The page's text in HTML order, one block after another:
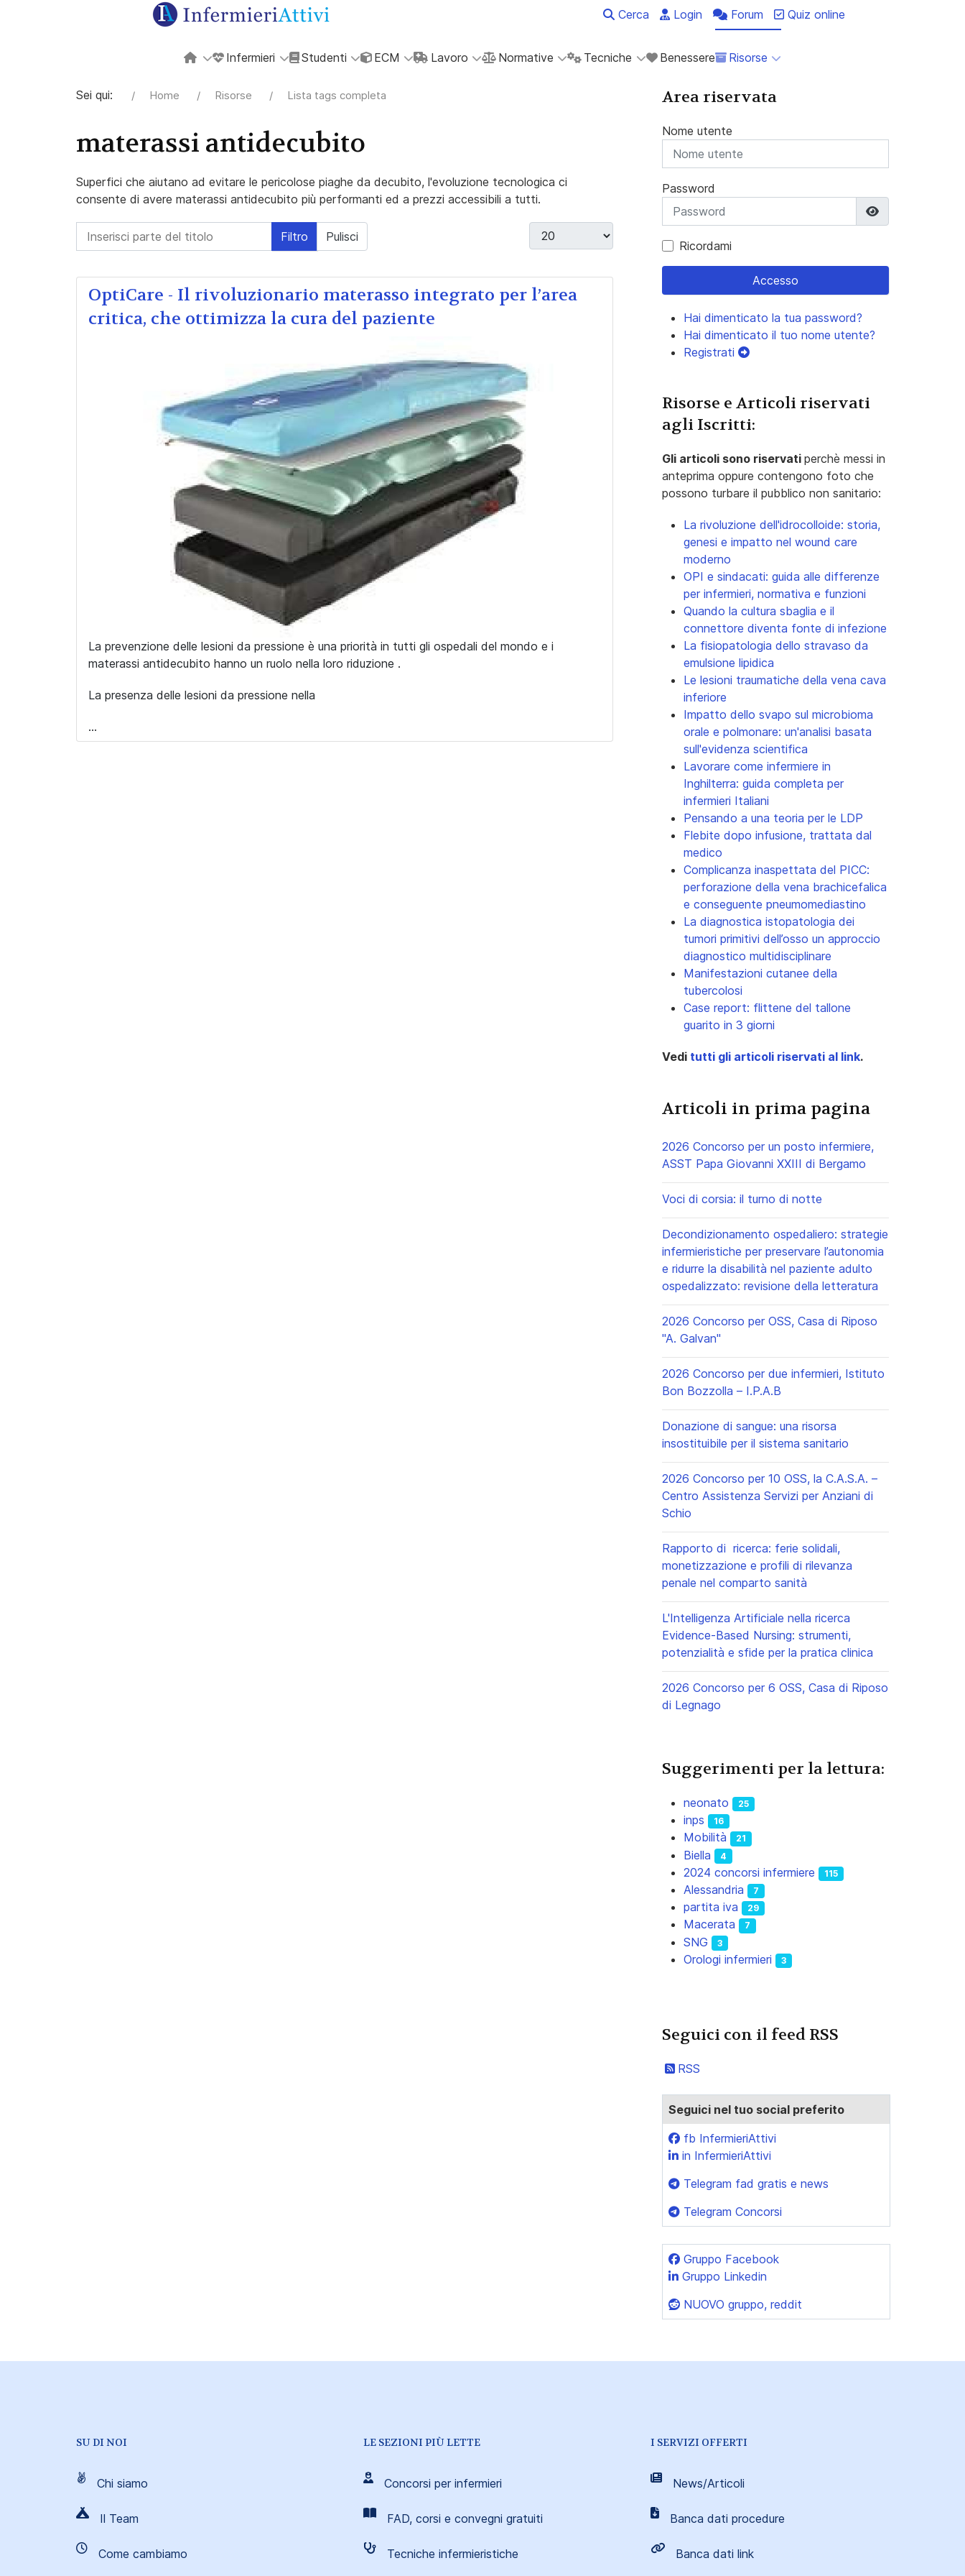
Cerca Login Forum Quiz online
Infermieri Studenti ECM Lavoro Normative Tecniche Benessere Risorse
Sei qui: Home Risorse Lista tags completa
materassi antidecubito
Superfici che aiutano ad evitare le pericolose piaghe da decubito, l'evoluzione tecnologica ci
consente di avere materassi antidecubito più performanti ed a prezzi accessibili a tutti.
Inserisci parte del titolo Filtro Pulisci Visualizza #
OptiCare - Il rivoluzionario materasso integrato per l’area
critica, che ottimizza la cura del paziente
La prevenzione delle lesioni da pressione è una priorità in tutti gli ospedali del mondo e i
materassi antidecubito hanno un ruolo nella loro riduzione .
La presenza delle lesioni da pressione nella
...
Area riservata
Nome utente
Password
Ricordami
Accesso
Hai dimenticato la tua password?
Hai dimenticato il tuo nome utente?
Registrati
Risorse e Articoli riservati
agli Iscritti:
Gli articoli sono riservati perchè messi in
anteprima oppure contengono foto che
possono turbare il pubblico non sanitario:
La rivoluzione dell'idrocolloide: storia,
genesi e impatto nel wound care
moderno
OPI e sindacati: guida alle differenze
per infermieri, normativa e funzioni
Quando la cultura sbaglia e il
connettore diventa fonte di infezione
La fisiopatologia dello stravaso da
emulsione lipidica
Le lesioni traumatiche della vena cava
inferiore
Impatto dello svapo sul microbioma
orale e polmonare: un'analisi basata
sull'evidenza scientifica
Lavorare come infermiere in
Inghilterra: guida completa per
infermieri Italiani
Pensando a una teoria per le LDP
Flebite dopo infusione, trattata dal
medico
Complicanza inaspettata del PICC:
perforazione della vena brachicefalica
e conseguente pneumomediastino
La diagnostica istopatologia dei
tumori primitivi dell’osso un approccio
diagnostico multidisciplinare
Manifestazioni cutanee della
tubercolosi
Case report: flittene del tallone
guarito in 3 giorni
Vedi tutti gli articoli riservati al link.
Articoli in prima pagina
2026 Concorso per un posto infermiere,
ASST Papa Giovanni XXIII di Bergamo
Voci di corsia: il turno di notte
Decondizionamento ospedaliero: strategie
infermieristiche per preservare l’autonomia
e ridurre la disabilità nel paziente adulto
ospedalizzato: revisione della letteratura
2026 Concorso per OSS, Casa di Riposo
"A. Galvan"
2026 Concorso per due infermieri, Istituto
Bon Bozzolla – I.P.A.B
Donazione di sangue: una risorsa
insostituibile per il sistema sanitario
2026 Concorso per 10 OSS, la C.A.S.A. –
Centro Assistenza Servizi per Anziani di
Schio
Rapporto di ricerca: ferie solidali,
monetizzazione e profili di rilevanza
penale nel comparto sanità
L'Intelligenza Artificiale nella ricerca
Evidence-Based Nursing: strumenti,
potenzialità e sfide per la pratica clinica
2026 Concorso per 6 OSS, Casa di Riposo
di Legnago
Suggerimenti per la lettura:
neonato 25
inps 16
Mobilità 21
Biella 4
2024 concorsi infermiere 115
Alessandria 7
partita iva 29
Macerata 7
SNG 3
Orologi infermieri 3
Seguici con il feed RSS
RSS
Seguici nel tuo social preferito
fb InfermieriAttivi
in InfermieriAttivi
Telegram fad gratis e news
Telegram Concorsi
Gruppo Facebook
Gruppo Linkedin
NUOVO gruppo, reddit
SU DI NOI
Chi siamo
Il Team
Come cambiamo
LE SEZIONI PIÙ LETTE
Concorsi per infermieri
FAD, corsi e convegni gratuiti
Tecniche infermieristiche
I SERVIZI OFFERTI
News/Articoli
Banca dati procedure
Banca dati link